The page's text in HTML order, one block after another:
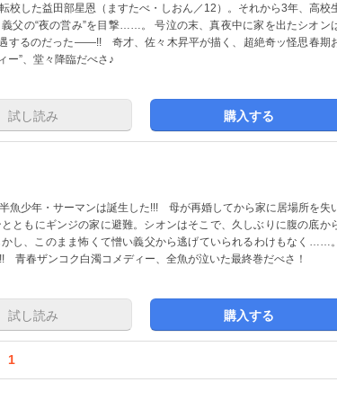
校した益田部星恩（ますたべ・しおん／12）。それから3年、高校
父の“夜の営み”を目撃……。 号泣の末、真夜中に家を出たシオンは
遇するのだった――!! 奇才、佐々木昇平が描く、超絶奇ッ怪思春期
”、堂々降臨だべさ♪
試し読み 購入する
魚少年・サーマンは誕生した!!! 母が再婚してから家に居場所を失
ともにギンジの家に避難。シオンはそこで、久しぶりに腹の底か
し、このまま怖くて憎い義父から逃げていられるわけもなく……
青春ザンコク白濁コメディー、全魚が泣いた最終巻だべさ！
試し読み 購入する
1